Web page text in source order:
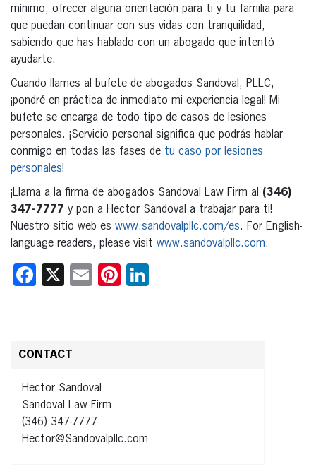
mínimo, ofrecer alguna orientación para ti y tu familia para
que puedan continuar con sus vidas con tranquilidad,
sabiendo que has hablado con un abogado que intentó
ayudarte.
Cuando llames al bufete de abogados Sandoval, PLLC,
¡pondré en práctica de inmediato mi experiencia legal! Mi
bufete se encarga de todo tipo de casos de lesiones
personales. ¡Servicio personal significa que podrás hablar
conmigo en todas las fases de tu caso por lesiones
personales!
¡Llama a la firma de abogados Sandoval Law Firm al (346)
347-7777 y pon a Hector Sandoval a trabajar para ti!
Nuestro sitio web es www.sandovalpllc.com/es. For English-
language readers, please visit www.sandovalpllc.com.
Facebook
X EmailPinterest
CONTACT
Hector Sandoval
Sandoval Law Firm
(346) 347-7777
Hector@Sandovalpllc.com